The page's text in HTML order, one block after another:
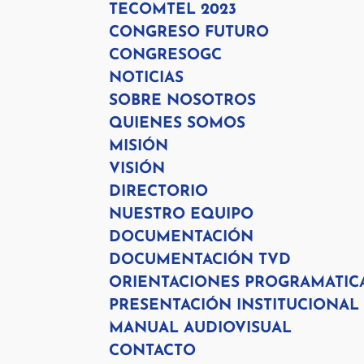
TECOMTEL 2023
CONGRESO FUTURO
CONGRESOGC
NOTICIAS
SOBRE NOSOTROS
QUIENES SOMOS
MISIÓN
VISIÓN
DIRECTORIO
NUESTRO EQUIPO
DOCUMENTACIÓN
DOCUMENTACIÓN TVD
ORIENTACIONES
PRESENTACIÓN INSTITUCIONAL
MANUAL AUDIOVISUAL
CONTACTO